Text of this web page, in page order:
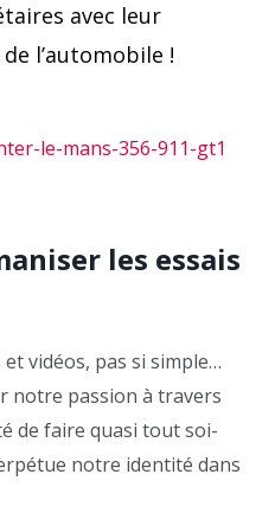
avec leur
l’automobile !
les essais
vidéos, pas si simple…
notre passion à travers
de faire quasi tout soi-
notre identité dans